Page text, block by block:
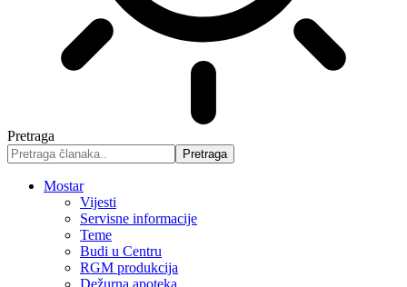
Pretraga
Mostar
Vijesti
Servisne informacije
Teme
Budi u Centru
RGM produkcija
Dežurna apoteka